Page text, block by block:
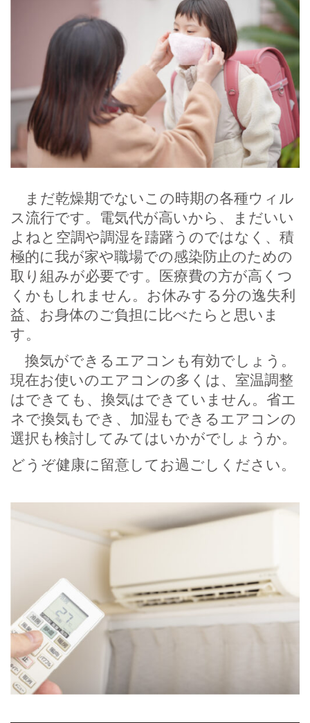
まだ乾燥期でないこの時期の各種ウィル
ス流行です。電気代が高いから、まだいい
よねと空調や調湿を躊躇うのではなく、積
極的に我が家や職場での感染防止のための
取り組みが必要です。医療費の方が高くつ
くかもしれません。お休みする分の逸失利
益、お身体のご負担に比べたらと思いま
す。
換気ができるエアコンも有効でしょう。
現在お使いのエアコンの多くは、室温調整
はできても、換気はできていません。省エ
ネで換気もでき、加湿もできるエアコンの
選択も検討してみてはいかがでしょうか。
どうぞ健康に留意してお過ごしください。